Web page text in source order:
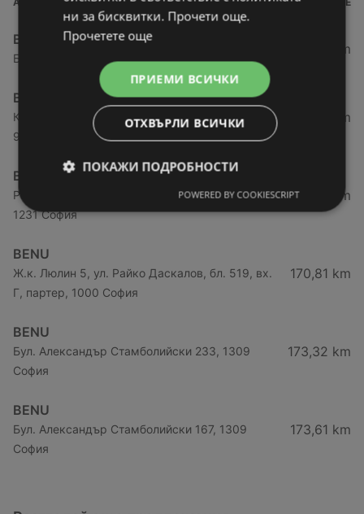
BENU
Бул. Ломско Шосе бл. 631, ет.1, 1231 София
169,26 km
BENU
Кауфланд, жк. Люлин 3, бул. Царица Йоанна
97, 1343 София
169,37 km
BENU
Район Надежда, бул. Ломско шосе , вх. Ж 172,
1231 София
170,67 km
BENU
Ж.к. Люлин 5, ул. Райко Даскалов, бл. 519, вх.
Г, партер, 1000 София
170,81 km
BENU
Бул. Александър Стамболийски 233, 1309
София
173,32 km
BENU
Бул. Александър Стамболийски 167, 1309
София
173,61 km
ни за бисквитки. Прочети още.
Прочетете още
ПРИЕМИ ВСИЧКИ
ОТХВЪРЛИ ВСИЧКИ
ПОКАЖИ ПОДРОБНОСТИ
POWERED BY COOKIESCRIPT